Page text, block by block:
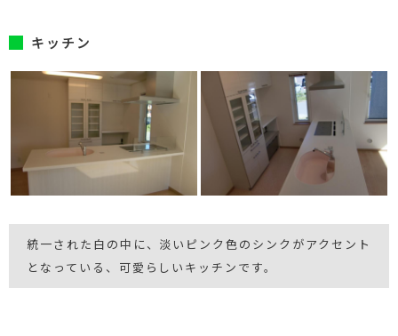
キッチン
統一された白の中に、淡いピンク色のシンクがアクセント
となっている、可愛らしいキッチンです。